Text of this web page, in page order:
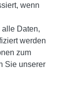
wenn
Daten,
werden
zum
Sie unserer